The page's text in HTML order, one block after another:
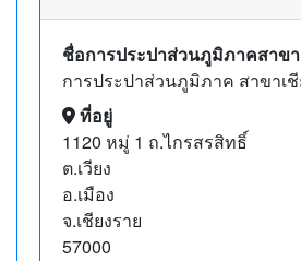
ชื่อการประปาส่วนภูมิภาคสาขา
การประปาส่วนภูมิภาค สาขาเชี
ที่อยู่
1120 หมู่ 1 ถ.ไกรสรสิทธิ์
ต.เวียง
อ.เมือง
จ.เชียงราย
57000